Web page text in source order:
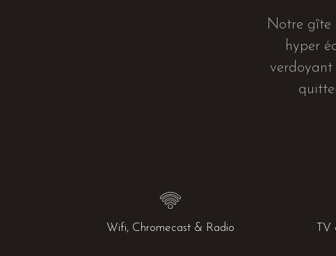
Notre gîte
hyper
verdoyant
Wifi, Chromecast & Radio